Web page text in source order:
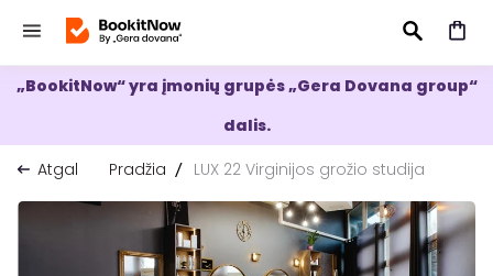
IEŠKOTI
„BookitNow“ yra įmonių grupės „Gera Dovana group“
dalis.
Atgal
Pradžia LUX 22 Virginijos grožio studija